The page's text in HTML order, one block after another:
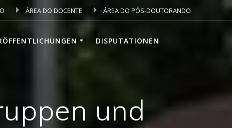
ÁREA DO DOCENTE ÁREA DO PÓS-DOUTORANDO
DISPUTATIONEN
und